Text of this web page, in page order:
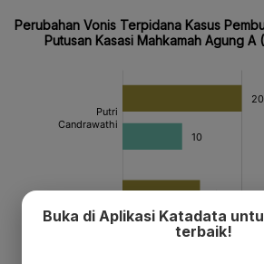
Buka di Aplikasi Katadata
terbaik!